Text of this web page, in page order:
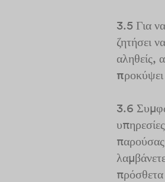
3.5 Για
ζητήσει
αληθείς,
3.6